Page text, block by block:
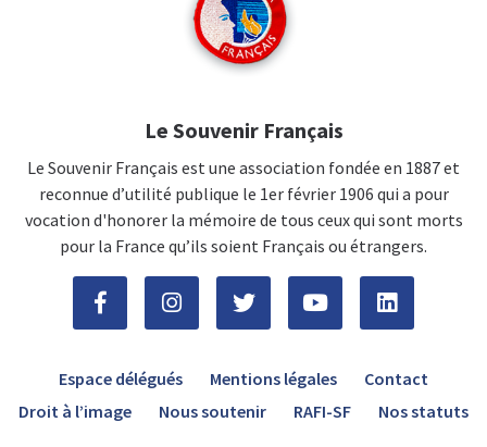
Le Souvenir Français
Le Souvenir Français est une association fondée en 1887 et
reconnue d’utilité publique le 1er février 1906 qui a pour
vocation d'honorer la mémoire de tous ceux qui sont morts
pour la France qu’ils soient Français ou étrangers.
Espace délégués Mentions légales
Contact
Droit à l’image
Nous soutenir RAFI-SF Nos statuts